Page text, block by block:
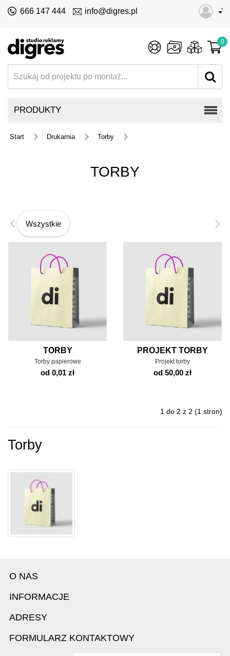
•
666 147 444 info@digres.pl
0
PRODUKTY
Start Drukarnia Torby
TORBY
Wszystkie
TORBY
Torby papierowe
od 0,01 zł
PROJEKT TORBY
Projekt torby
od 50,00 zł
1 do 2 z 2 (1 stron)
Torby
O NAS
INFORMACJE
ADRESY
FORMULARZ KONTAKTOWY